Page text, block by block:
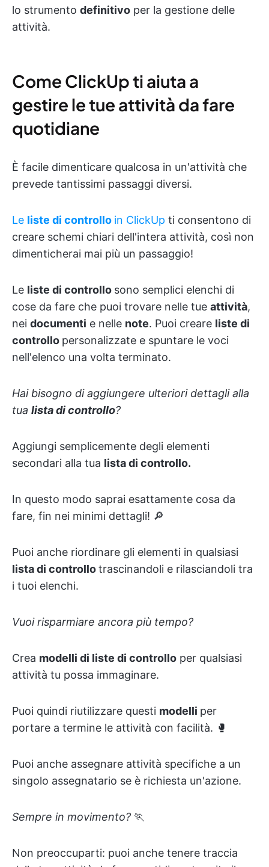
lo strumento definitivo per la gestione delle
attività.
Come ClickUp ti aiuta a
gestire le tue attività da fare
quotidiane
È facile dimenticare qualcosa in un'attività che
prevede tantissimi passaggi diversi.
Le liste di controllo in ClickUp ti consentono di
creare schemi chiari dell'intera attività, così non
dimenticherai mai più un passaggio!
Le liste di controllo sono semplici elenchi di
cose da fare che puoi trovare nelle tue attività,
nei documenti e nelle note. Puoi creare liste di
controllo personalizzate e spuntare le voci
nell'elenco una volta terminato.
Hai bisogno di aggiungere ulteriori dettagli alla
tua lista di controllo?
Aggiungi semplicemente degli elementi
secondari alla tua lista di controllo.
In questo modo saprai esattamente cosa da
fare, fin nei minimi dettagli! 🔎
Puoi anche riordinare gli elementi in qualsiasi
lista di controllotrascinandoli e rilasciandoli tra
i tuoi elenchi.
Vuoi risparmiare ancora più tempo?
Crea modelli di liste di controllo per qualsiasi
attività tu possa immaginare.
Puoi quindi riutilizzare questi modelli per
portare a termine le attività con facilità. 🥊
Puoi anche assegnare attività specifiche a un
singolo assegnatario se è richiesta un'azione.
Sempre in movimento? 🏃
Non preoccuparti: puoi anche tenere traccia